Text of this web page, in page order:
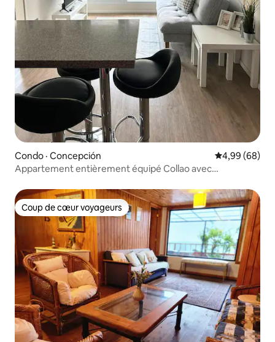
Condo · Concepción Note
4,99 (68)
Appartement entièrement équipé Collao avec
Coup de cœur voyageurs
Coup de cœur voyageurs